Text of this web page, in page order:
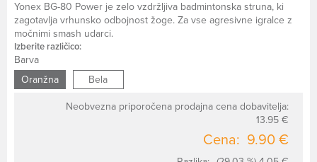
Yonex BG-80 Power je zelo vzdržljiva badmintonska struna, ki
zagotavlja vrhunsko odbojnost žoge. Za vse agresivne igralce z
močnimi smash udarci.
Izberite različico:
Barva
Oranžna
Bela
Neobvezna priporočena prodajna cena dobavitelja:
13.95 €
Cena: 9.90 €